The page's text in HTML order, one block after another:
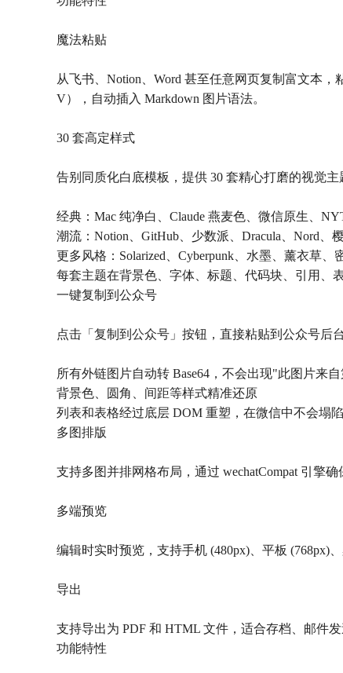
魔法粘贴
从飞书、Notion、Word 甚至任意网页复制富文本
V），自动插入 Markdown 图片语法。
30 套高定样式
告别同质化白底模板，提供 30 套精心打磨的视觉主
经典：Mac 纯净白、Claude 燕麦色、微信原生、
潮流：Notion、GitHub、少数派、Dracula、Nord、
更多风格：Solarized、Cyberpunk、水墨、薰衣草
每套主题在背景色、字体、标题、代码块、引用、
一键复制到公众号
点击「复制到公众号」按钮，直接粘贴到公众号后台
所有外链图片自动转 Base64，不会出现"此图片来
背景色、圆角、间距等样式精准还原
列表和表格经过底层 DOM 重塑，在微信中不会塌陷
多图排版
支持多图并排网格布局，通过 wechatCompat 引擎
多端预览
编辑时实时预览，支持手机 (480px)、平板 (768px)
导出
支持导出为 PDF 和 HTML 文件，适合存档、邮件发
功能特性